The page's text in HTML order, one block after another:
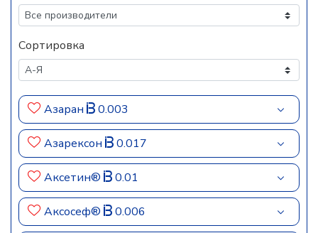
Сортировка
Азаран 0.003
Азарексон 0.017
Аксетин® 0.01
Аксосеф® 0.006